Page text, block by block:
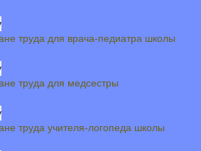
труда для врача-педиатра школы
труда для медсестры
труда учителя-логопеда школы